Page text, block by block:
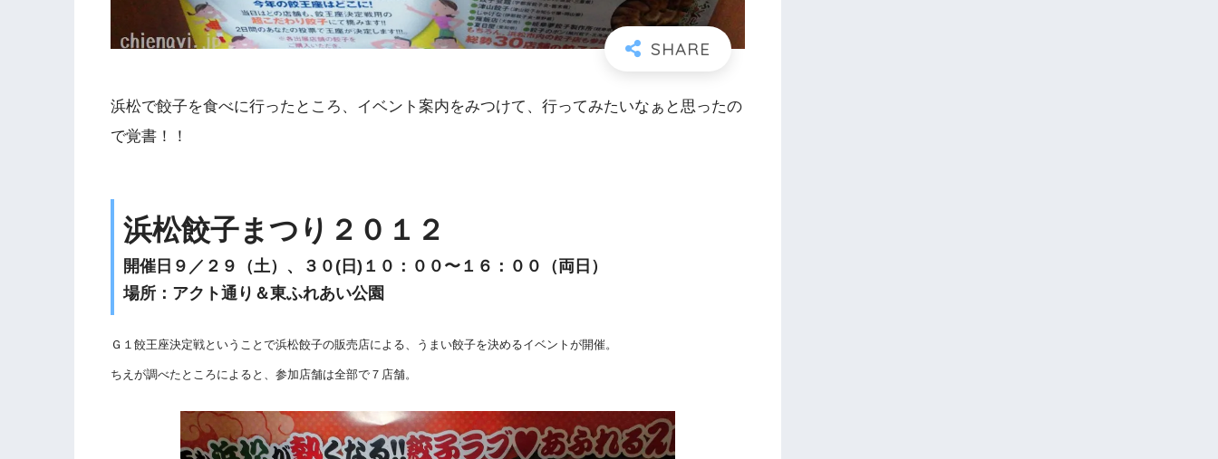
浜松で餃子を食べに行ったところ、イベント案内をみつけて、行ってみたいなぁと思ったの
で覚書！！
浜松餃子まつり２０１２
開催日９／２９（土）、３０(日)１０：００〜１６：００（両日）
場所：アクト通り＆東ふれあい公園
Ｇ１餃王座決定戦ということで浜松餃子の販売店による、うまい餃子を決めるイベントが開催。
ちえが調べたところによると、参加店舗は全部で７店舗。